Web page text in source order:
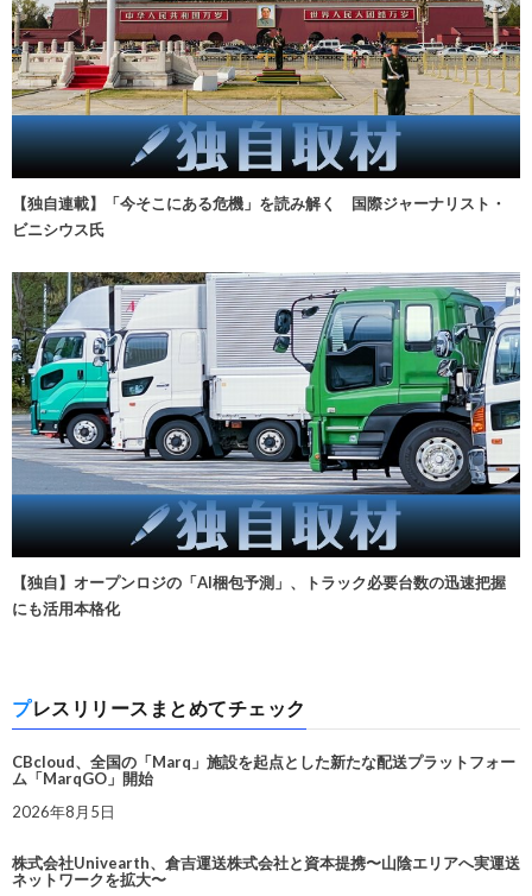
【独自連載】「今そこにある危機」を読み解く 国際ジャーナリスト・
ビニシウス氏
【独自】オープンロジの「AI梱包予測」、トラック必要台数の迅速把握
にも活用本格化
プレスリリースまとめてチェック
CBcloud、全国の「Marq」施設を起点とした新たな配送プラットフォー
ム「MarqGO」開始
2026年8月5日
株式会社Univearth、倉吉運送株式会社と資本提携〜山陰エリアへ実運送
ネットワークを拡大〜